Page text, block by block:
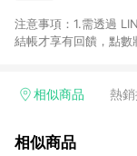
注意事項：1.需透過
結帳才享有回饋，點數
相似商品 熱
相似商品